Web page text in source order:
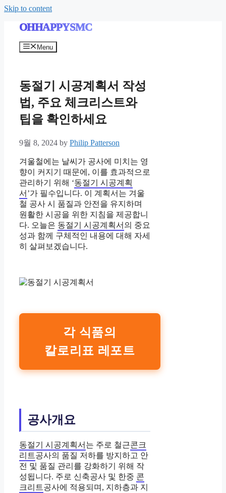
Skip to content
OHHAPPYSMC
Menu
동절기 시공계획서 작성
법, 주요 체크리스트와
팁을 확인하세요
9월 8, 2024 by Philip Patterson
겨울철에는 날씨가 공사에 미치는 영
향이 커지기 때문에, 이를 효과적으로
관리하기 위해 ‘동절기 시공계획
서 ’가 필수입니다. 이 계획서는 겨울
철 공사 시 품질과 안전을 유지하며
원활한 시공을 위한 지침을 제공합니
다. 오늘은 동절기 시공계획서 의 중요
성과 함께 구체적인 내용에 대해 자세
히 살펴보겠습니다.
각 식품의
칼로리표 레포트
공사개요
동절기 시공계획서 는 주로 철근콘크
리트공사의 품질 저하를 방지하고 안
전 및 품질 관리를 강화하기 위해 작
성됩니다. 주로 신축공사 및 한중 콘
크리트공사에 적용되며, 지하층과 지